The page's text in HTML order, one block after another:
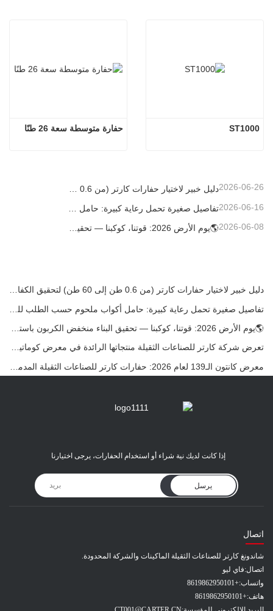
حفارة متوسطة سعة 26 طنًا ST1000
2026-06-26
2026-06-16
2026-06-08
دليل خبير لاختيار حفارات كارتر (من 0.6 طن إلى 60 طن) لتحقيق الكفاءة المثلى في موقع العمل
تعرض شركة كارتر للصناعات الثقيلة منتجاتها الرائدة في معرض كوماتيك الدولي 2026 في تركيا.
إذا كانت لديك نية شراء أو استخدام الحفارات، يرجى اختيارنا
يرسل
اتصال
شاندونغ كارتر للصناعات الثقيلة الماكينات والشركة المحدودة.
اتصال:فاي ليو
واتساب:+8619862950101
هاتف:+8619862950101